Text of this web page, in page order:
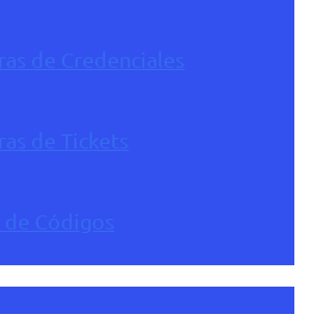
de Credenciales
de Tickets
de Códigos